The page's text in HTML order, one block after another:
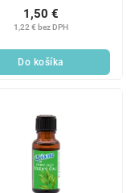
1,22 € bez DPH
1,50 €
Do košíka